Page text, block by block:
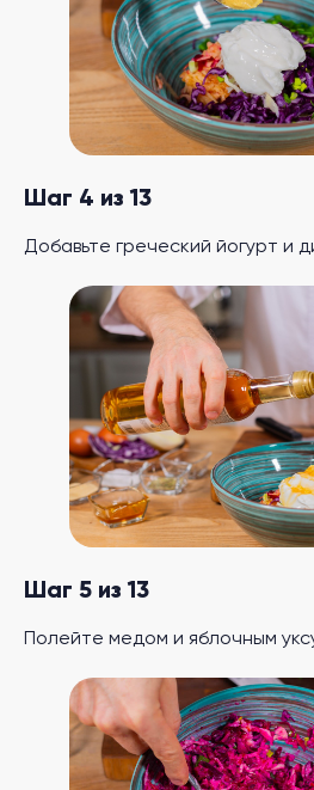
Шаг 4 из 13
Добавьте греческий йогурт и
Шаг 5 из 13
Полейте медом и яблочным